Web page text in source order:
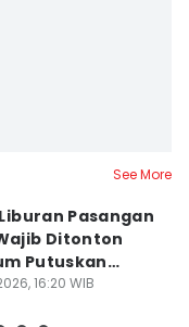
See More
Pasangan
Ditonton
Putuskan
16:20 WIB